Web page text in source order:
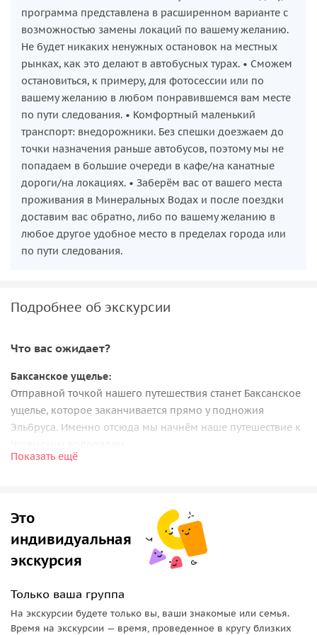
программа представлена в расширенном варианте с
возможностью замены локаций по вашему желанию.
Не будет никаких ненужных остановок на местных
рынках, как это делают в автобусных турах. • Сможем
остановиться, к примеру, для фотосессии или по
вашему желанию в любом понравившемся вам месте
по пути следования. • Комфортный маленький
транспорт: внедорожники. Без спешки доезжаем до
точки назначения раньше автобусов, поэтому мы не
попадаем в большие очереди в кафе/на канатные
дороги/на локациях. • Заберём вас от вашего места
проживания в Минеральных Водах и после поездки
доставим вас обратно, либо по вашему желанию в
любое другое удобное место в пределах города или
по пути следования.
Подробнее об экскурсии
Что вас ожидает?
Баксанское ущелье:
Отправной точкой нашего путешествия станет Баксанское
ущелье, которое заканчивается прямо у подножия
Эльбруса. Именно отсюда мы начнём наше путешествие к
Гижгит. Оно является единственным водоёмом,
расположенным рядом с селением Былым. Когда-то это
красивейшее озеро с сине-зелёными переливами
использовали в качестве отстойника Тырныаузского
вольфрамо-молибденового завода. К счастью, это уже в
прошлом — завода давно нет, а местные рыбаки с
удовольствием ловят здесь рыбу.
Показать ещё
Это
индивидуальная
экскурсия
Только ваша группа
На экскурсии будете только вы, ваши знакомые или семья.
Время на экскурсии — время, проведенное в кругу близких